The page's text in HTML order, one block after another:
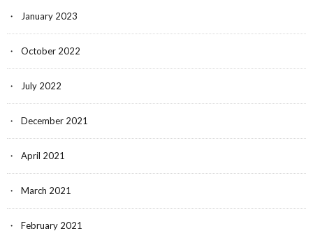
January 2023
October 2022
July 2022
December 2021
April 2021
March 2021
February 2021